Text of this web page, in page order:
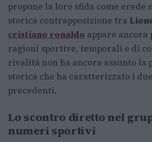
propone la loro sfida come erede
storica contrapposizione tra
cristiano ronaldo appare
ragioni sportive, temporali e di
rivalità non ha ancora assunto la
storica che ha caratterizzato i
precedenti.
Lo scontro diretto nel
numeri sportivi